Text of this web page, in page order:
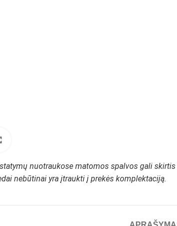
nuotraukose matomos spalvos gali skirtis
nebūtinai yra įtraukti į prekės komplektaciją.